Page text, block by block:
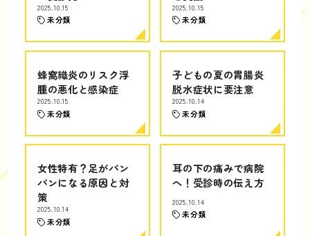
2025.10.15
未分類
2025.10.15
未分類
蜂窩織炎のリスク浮
腫の悪化と感染症
2025.10.15
未分類
子どもの夏の胃腸炎
脱水症状に要注意
2025.10.14
未分類
女性特有？足がパン
パンになる原因と対
策
2025.10.14
未分類
耳の下の痛みで病院
へ！受診時の伝え方
2025.10.14
未分類